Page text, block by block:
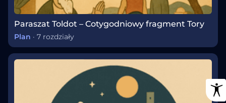
Paraszat Toldot – Cotygodniowy fragment Tory
Plan · 7 rozdziały